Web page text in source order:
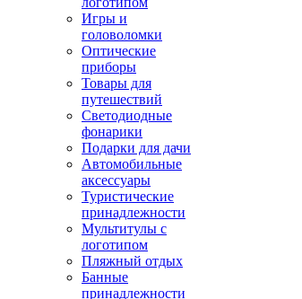
Игры и
головоломки
Оптические
приборы
Товары для
путешествий
Светодиодные
фонарики
Подарки для дачи
Автомобильные
аксессуары
Туристические
принадлежности
Мультитулы с
логотипом
Пляжный отдых
Банные
принадлежности